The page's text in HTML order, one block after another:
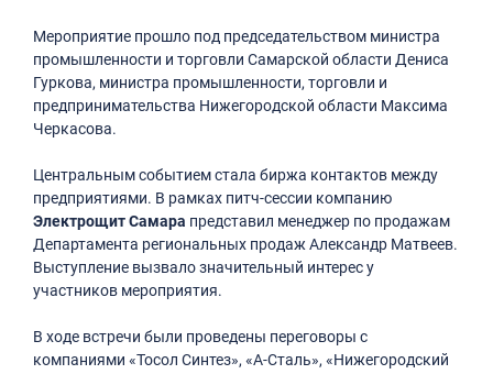
Мероприятие прошло под председательством министра
промышленности и торговли Самарской области Дениса
Гуркова, министра промышленности, торговли и
предпринимательства Нижегородской области Максима
Черкасова.
Центральным событием стала биржа контактов между
предприятиями. В рамках питч-сессии компанию
Электрощит Самара представил менеджер по продажам
Департамента региональных продаж Александр Матвеев.
Выступление вызвало значительный интерес у
участников мероприятия.
В ходе встречи были проведены переговоры с
компаниями «Тосол Синтез», «А-Сталь», «Нижегородский